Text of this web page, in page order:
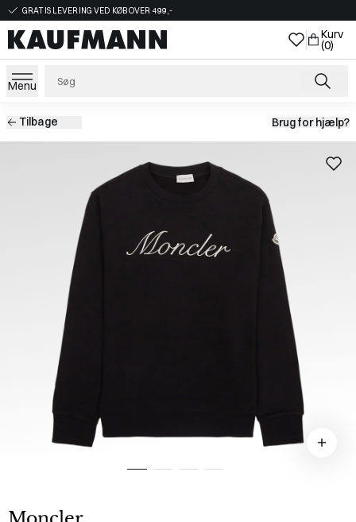
GRATIS LEVERING VED KØB OVER 499,-
Kurv
(0)
Menu
Tilbage Brug for hjælp?